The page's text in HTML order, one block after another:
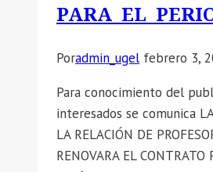
PARA EL
Poradmin_ugel febrero 3,
Para conocimiento del
interesados se comunica
LA RELACIÓN DE
RENOVARA EL CONTRATO